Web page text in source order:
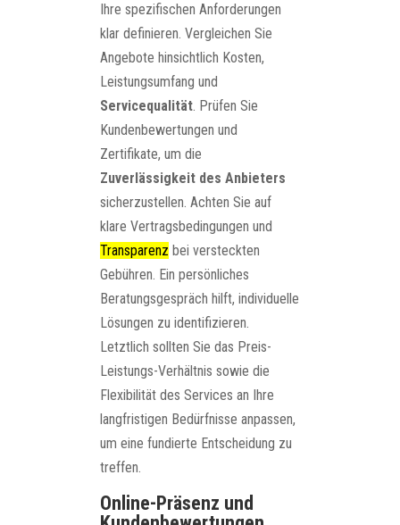
Ihre spezifischen Anforderungen
klar definieren. Vergleichen Sie
Angebote hinsichtlich Kosten,
Leistungsumfang und
Servicequalität. Prüfen Sie
Kundenbewertungen und
Zertifikate, um die
Zuverlässigkeit des Anbieters
sicherzustellen. Achten Sie auf
klare Vertragsbedingungen und
Transparenz bei versteckten
Gebühren. Ein persönliches
Beratungsgespräch hilft, individuelle
Lösungen zu identifizieren.
Letztlich sollten Sie das Preis-
Leistungs-Verhältnis sowie die
Flexibilität des Services an Ihre
langfristigen Bedürfnisse anpassen,
um eine fundierte Entscheidung zu
treffen.
Online-Präsenz und